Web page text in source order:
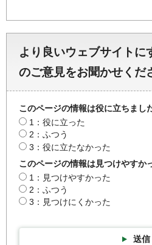
より良いウェブサイトに
のご意見をお聞かせくだ
このページの情報は役に立ちまし
1：役に立った
2：ふつう
3：役に立たなかった
このページの情報は見つけやすか
1：見つけやすかった
2：ふつう
3：見つけにくかった
送信